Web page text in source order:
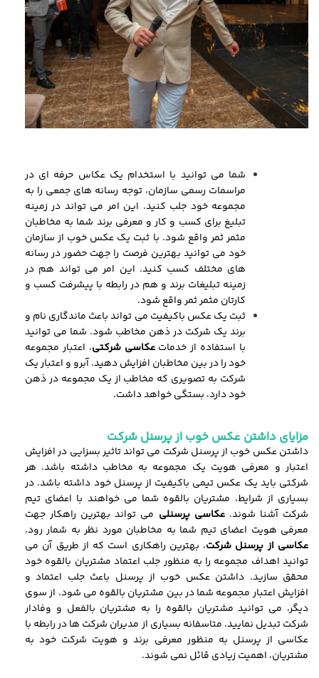
شما می توانید با استخدام یک عکاس حرفه ای در
مراسمات رسمی سازمان، توجه رسانه های جمعی را به
مجموعه خود جلب کنید. این امر می تواند در زمینه
تبلیغ برای کسب و کار و معرفی برند شما به مخاطبان
مثمر ثمر واقع شود. با ثبت یک عکس خوب از سازمان
خود می توانید بهترین فرصت را جهت حضور در رسانه
های مختلف کسب کنید. این امر می تواند هم در
زمینه تبلیغات برند و هم در رابطه با پیشرفت کسب و
کارتان مثمر ثمر واقع شود.
ثبت یک عکس باکیفیت می تواند باعث ماندگاری نام و
برند یک شرکت در ذهن مخاطب شود. شما می توانید
با استفاده از خدماتعکاسی شرکتی، اعتبار مجموعه
خود را در بین مخاطبان افزایش دهید. آبرو و اعتبار یک
شرکت به تصویری که مخاطب از یک مجموعه در ذهن
خود دارد، بستگی خواهد داشت.
مزایای داشتن عکس خوب از پرسنل شرکت
داشتن عکس خوب از پرسنل شرکت می تواند تاثیر بسزایی در افزایش
اعتبار و معرفی هویت یک مجموعه به مخاطب داشته باشد. هر
شرکتی باید یک عکس تیمی باکیفیت از پرسنل خود داشته باشد. در
بسیاری از شرایط، مشتریان بالقوه شما می خواهند با اعضای تیم
شرکت آشنا شوند.عکاسی پرسنلی می تواند بهترین راهکار جهت
معرفی هویت اعضای تیم شما به مخاطبان مورد نظر به شمار رود.
عکاسی از پرسنل شرکت، بهترین راهکاری است که از طریق آن می
توانید اهداف مجموعه را به منظور جلب اعتماد مشتریان بالقوه خود
محقق سازید. داشتن عکس خوب از پرسنل باعث جلب اعتماد و
افزایش اعتبار مجموعه شما در بین مشتریان بالقوه می شود. از سوی
دیگر، می توانید مشتریان بالقوه را به مشتریان بالفعل و وفادار
شرکت تبدیل نمایید. متاسفانه بسیاری از مدیران شرکت ها در رابطه با
عکاسی از پرسنل به منظور معرفی برند و هویت شرکت خود به
مشتریان، اهمیت زیادی قائل نمی شوند.